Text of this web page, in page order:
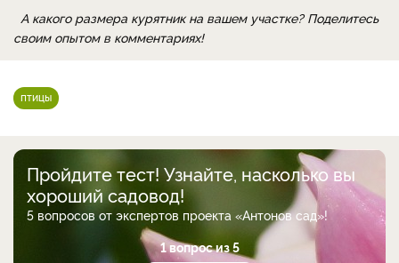
А какого размера курятник на вашем участке? Поделитесь
своим опытом в комментариях!
птицы
Пройдите тест! Узнайте, насколько вы
хороший садовод!
5 вопросов от экспертов проекта «Антонов сад»!
1 вопрос из 5